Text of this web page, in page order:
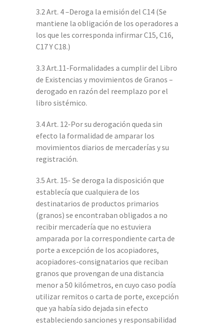
3.2 Art. 4 –Deroga la emisión del C14 (Se
mantiene la obligación de los operadores a
los que les corresponda infirmar C15, C16,
C17 Y C18.)
3.3 Art.11-Formalidades a cumplir del Libro
de Existencias y movimientos de Granos –
derogado en razón del reemplazo por el
libro sistémico.
3.4 Art. 12-Por su derogación queda sin
efecto la formalidad de amparar los
movimientos diarios de mercaderías y su
registración.
3.5 Art. 15- Se deroga la disposición que
establecía que cualquiera de los
destinatarios de productos primarios
(granos) se encontraban obligados a no
recibir mercadería que no estuviera
amparada por la correspondiente carta de
porte a excepción de los acopiadores,
acopiadores-consignatarios que reciban
granos que provengan de una distancia
menor a 50 kilómetros, en cuyo caso podía
utilizar remitos o carta de porte, excepción
que ya había sido dejada sin efecto
estableciendo sanciones y responsabilidad